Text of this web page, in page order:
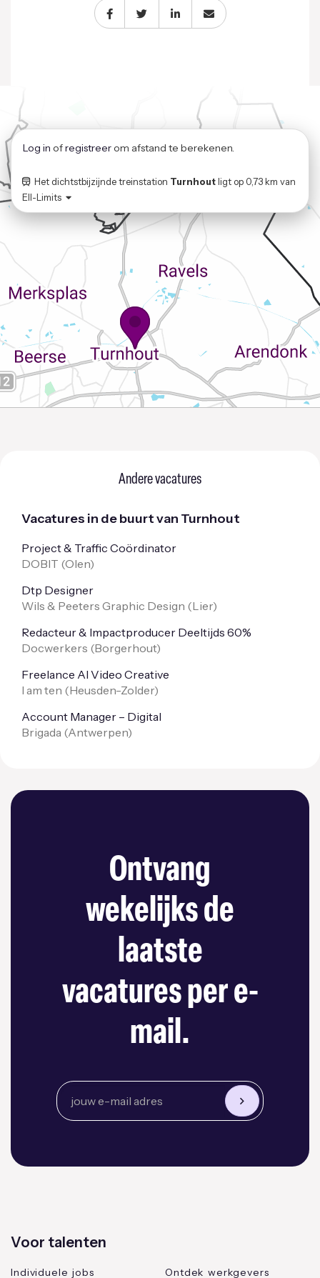
Log in ofregistreerom afstand te berekenen.
Het dichtstbijzijnde treinstation Turnhoutligt op 0,73 km van
Ell-Limits
Andere vacatures
Vacatures in de buurt van Turnhout
Project & Traffic Coördinator
DOBIT (Olen)
Dtp Designer
Wils & Peeters Graphic Design (Lier)
Redacteur & Impactproducer Deeltijds 60%
Docwerkers (Borgerhout)
Freelance AI Video Creative
I am ten (Heusden-Zolder)
Account Manager – Digital
Brigada (Antwerpen)
Ontvang
wekelijks de
laatste
vacatures per e-
mail.
Voor talenten
Individuele jobs
Ontdek werkgevers